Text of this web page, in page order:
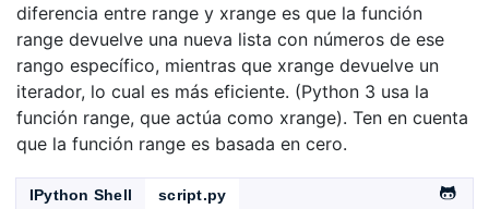
diferencia entre range y xrange es que la función
range devuelve una nueva lista con números de ese
rango específico, mientras que xrange devuelve un
iterador, lo cual es más eficiente. (Python 3 usa la
función range, que actúa como xrange). Ten en cuenta
que la función range es basada en cero.
IPython Shell
script.py